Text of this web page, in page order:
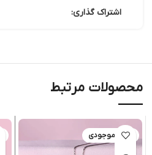
اشتراک گذاری:
محصولات مرتبط
اتمام موجودی